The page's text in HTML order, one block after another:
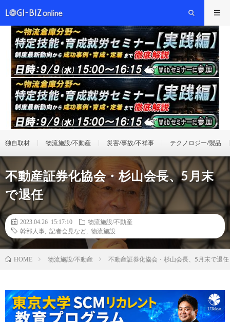
独自取材 物流施設/不動産 災害/事故/不祥事 テクノロジー/製品
不動産証券化協会・杉山会長、5月末
で退任
2023.04.26 15:17:10
物流施設/不動産
幹部人事
記者会見など 物流施設
HOME 物流施設/不動産 不動産証券化協会・杉山会長、5月末で退任